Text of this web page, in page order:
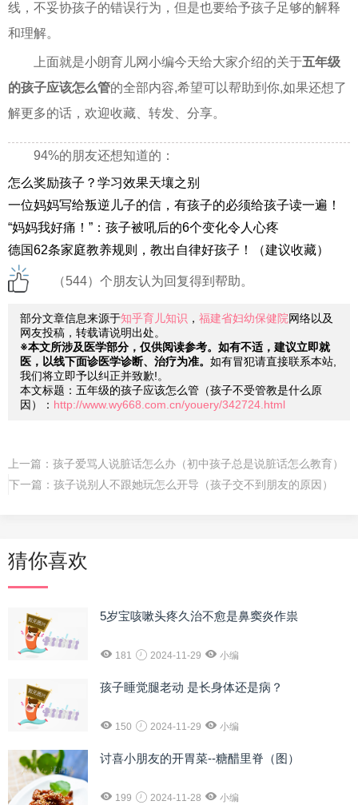
线，不妥协孩子的错误行为，但是也要给予孩子足够的解释
和理解。
上面就是小朗育儿网小编今天给大家介绍的关于五年级
的孩子应该怎么管的全部内容,希望可以帮助到你,如果还想了
解更多的话，欢迎收藏、转发、分享。
94%的朋友还想知道的：
怎么奖励孩子？学习效果天壤之别
一位妈妈写给叛逆儿子的信，有孩子的必须给孩子读一遍！
“妈妈我好痛！”：孩子被吼后的6个变化令人心疼
德国62条家庭教养规则，教出自律好孩子！（建议收藏）
（544）个朋友认为回复得到帮助。
部分文章信息来源于知乎育儿知识 ， 福建省妇幼保健院网络以及
网友投稿，转载请说明出处。
※本文所涉及医学部分，仅供阅读参考。如有不适，建议立即就
医，以线下面诊医学诊断、治疗为准。 如有冒犯请直接联系本站,
我们将立即予以纠正并致歉!。
本文标题：五年级的孩子应该怎么管（孩子不受管教是什么原
因）： http://www.wy668.com.cn/youery/342724.html
上一篇： 孩子爱骂人说脏话怎么办（初中孩子总是说脏话怎么教育）
下一篇： 孩子说别人不跟她玩怎么开导（孩子交不到朋友的原因）
猜你喜欢
5岁宝咳嗽头疼久治不愈是鼻窦炎作祟
181 2024-11-29 小编
孩子睡觉腿老动 是长身体还是病？
150 2024-11-29 小编
讨喜小朋友的开胃菜--糖醋里脊（图）
199 2024-11-28 小编